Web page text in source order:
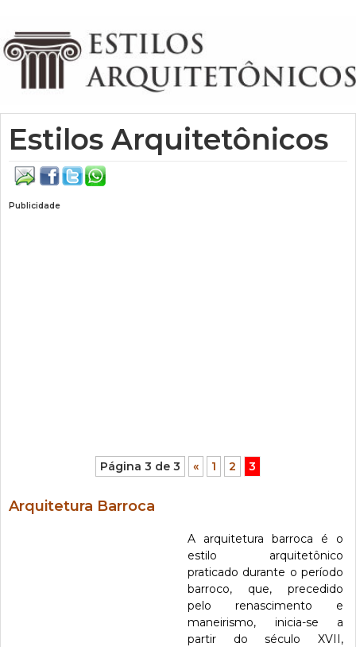
Estilos Arquitetônicos
Publicidade
Página 3 de 3 « 1 2 3
Arquitetura Barroca
A arquitetura barroca é o
estilo arquitetônico
praticado durante o período
barroco, que, precedido
pelo renascimento e
maneirismo, inicia-se a
partir do século XVII,